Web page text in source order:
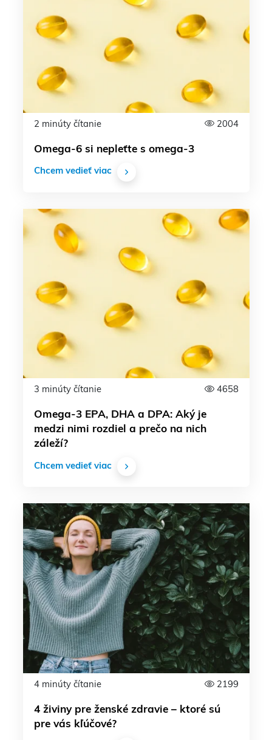
2 minúty čítanie 2004
Omega-6 si nepleťte s omega-3
Chcem vedieť viac
3 minúty čítanie 4658
Omega-3 EPA, DHA a DPA: Aký je
medzi nimi rozdiel a prečo na nich
záleží?
Chcem vedieť viac
4 minúty čítanie 2199
4 živiny pre ženské zdravie – ktoré sú
pre vás kľúčové?